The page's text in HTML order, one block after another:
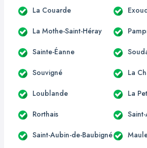
La Couarde
La Mothe-Saint-Héray
Sainte-Éanne
Souvigné La
Loublande La
Rorthais
Saint-Aubin-de-Baubigné